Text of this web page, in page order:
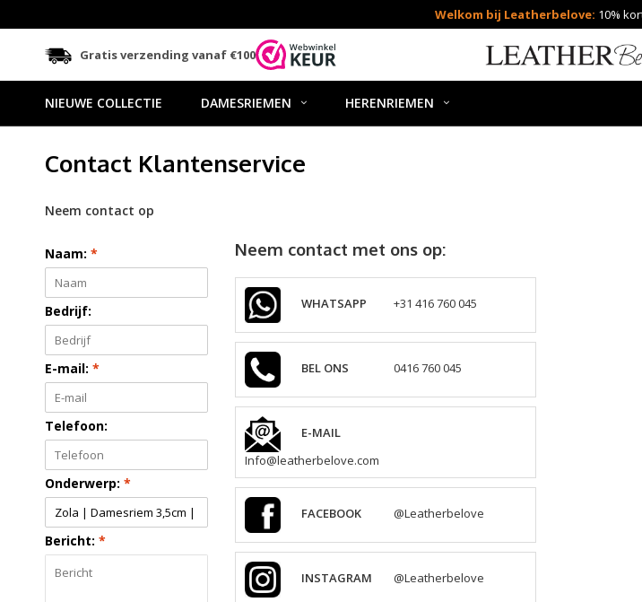
Welkom bij Leatherbelove: 10%
Gratis verzending vanaf €100
NIEUWE COLLECTIE DAMESRIEMEN HERENRIEMEN
Contact Klantenservice
Neem contact met ons op:
WHATSAPP +31 416 760 045
BEL ONS 0416 760 045
E-MAIL
Info@leatherbelove.com
FACEBOOK @Leatherbelove
INSTAGRAM @Leatherbelove
Neem contact op
Naam: *
Bedrijf:
E-mail: *
Telefoon:
Onderwerp: *
Bericht: *